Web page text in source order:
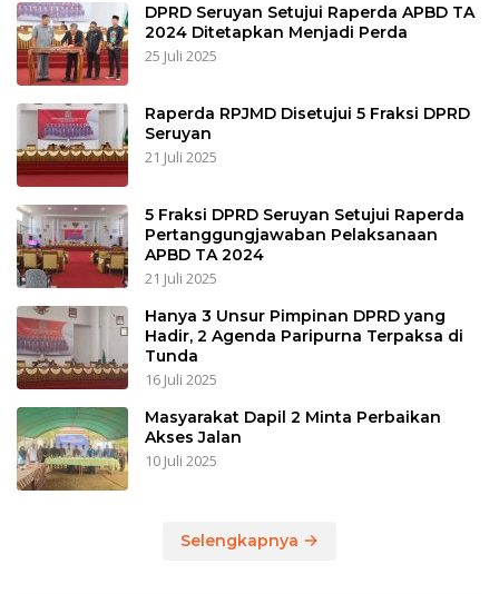
DPRD Seruyan Setujui Raperda APBD TA
2024 Ditetapkan Menjadi Perda
25 Juli 2025
Raperda RPJMD Disetujui 5 Fraksi DPRD
Seruyan
21 Juli 2025
5 Fraksi DPRD Seruyan Setujui Raperda
Pertanggungjawaban Pelaksanaan
APBD TA 2024
21 Juli 2025
Hanya 3 Unsur Pimpinan DPRD yang
Hadir, 2 Agenda Paripurna Terpaksa di
Tunda
16 Juli 2025
Masyarakat Dapil 2 Minta Perbaikan
Akses Jalan
10 Juli 2025
Selengkapnya